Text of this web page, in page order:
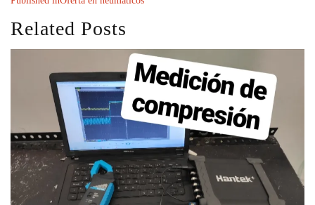
Related Posts